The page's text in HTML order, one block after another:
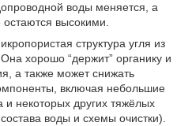
воды меняется, а
остаются высокими.
структура угля из
хорошо “держит” органику и
а также может снижать
включая небольшие
и некоторых других тяжёлых
воды и схемы очистки).